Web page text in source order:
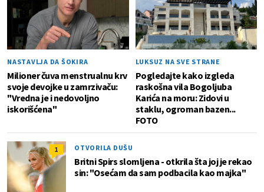
NASTAVLJA DA ŠOKIRA
Milioner čuva menstrualnu krv
svoje devojke u zamrzivaču:
"Vredna je i nedovoljno
iskorišćena"
LUKSUZ NA SVE STRANE
Pogledajte kako izgleda
raskošna vila Bogoljuba
Karića na moru: Zidovi u
staklu, ogroman bazen...
FOTO
1 OTVORILA DUŠU
Britni Spirs slomljena - otkrila šta joj je rekao
sin: "Osećam da sam podbacila kao majka"